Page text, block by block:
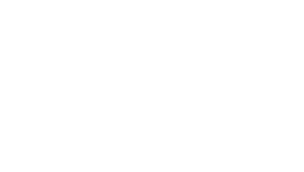
umění, Národní divadlo a Ludwigovo muzeum. Nedaleko je